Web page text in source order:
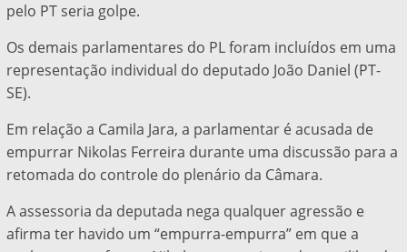
pelo PT seria golpe.
Os demais parlamentares do PL foram incluídos em uma
representação individual do deputado João Daniel (PT-
SE).
Em relação a Camila Jara, a parlamentar é acusada de
empurrar Nikolas Ferreira durante uma discussão para a
retomada do controle do plenário da Câmara.
A assessoria da deputada nega qualquer agressão e
afirma ter havido um “empurra-empurra” em que a